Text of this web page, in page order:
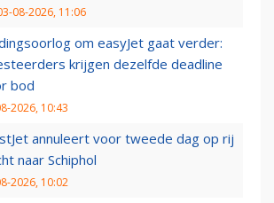
08-2026, 11:06
om easyJet gaat verder:
krijgen dezelfde deadline
bod
2026, 10:43
annuleert voor tweede dag op rij
naar Schiphol
2026, 10:02